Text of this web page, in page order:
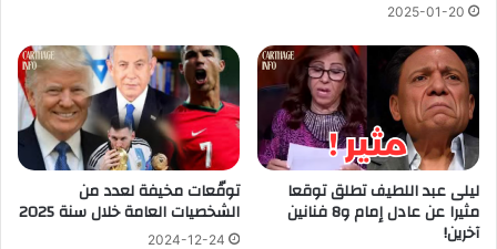
2025-01-20
ليلى عبد اللطيف تطلق توقعا
مثيرا عن عادل إمام و8 فنانين
آخرين!
توقّعات مخيفة لعدد من
الشخصيات العامة خلال سنة 2025
2024-12-24